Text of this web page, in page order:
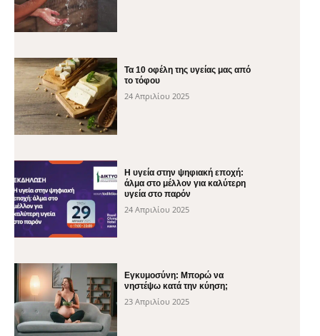
Τα 10 οφέλη της υγείας μας από
το τόφου
24 Απριλίου 2025
H υγεία στην ψηφιακή εποχή:
άλμα στο μέλλον για καλύτερη
υγεία στο παρόν
24 Απριλίου 2025
Εγκυμοσύνη: Μπορώ να
νηστέψω κατά την κύηση;
23 Απριλίου 2025